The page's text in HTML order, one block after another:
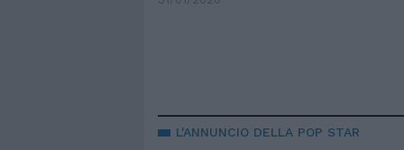
L'ANNUNCIO DELLA POP STAR